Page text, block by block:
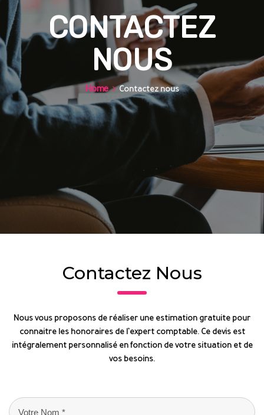
CONTACTEZ
NOUS
Home Contactez nous
Contactez Nous
Nous vous proposons de réaliser une estimation gratuite pour
connaitre les honoraires de l’expert comptable. Ce devis est
intégralement personnalisé en fonction de votre situation et de
vos besoins.